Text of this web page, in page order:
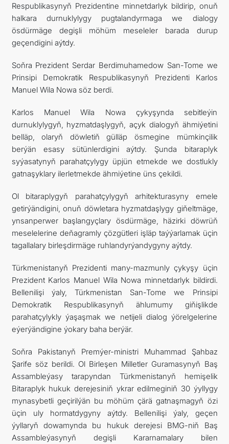
Respublikasynyň Prezidentine minnetdarlyk bildirip, onuň
halkara durnuklylygy pugtalandyrmaga we dialogy
ösdürmäge degişli möhüm meseleler barada durup
geçendigini aýtdy.
Soňra Prezident Serdar Berdimuhamedow San-Tome we
Prinsipi Demokratik Respublikasynyň Prezidenti Karlos
Manuel Wila Nowa söz berdi.
Karlos Manuel Wila Nowa çykyşynda sebitleýin
durnuklylygyň, hyzmatdaşlygyň, açyk dialogyň ähmiýetini
belläp, olaryň döwletiň gülläp ösmegine mümkinçilik
berýän esasy sütünlerdigini aýtdy. Şunda bitaraplyk
syýasatynyň parahatçylygy üpjün etmekde we dostlukly
gatnaşyklary ilerletmekde ähmiýetine üns çekildi.
Ol bitaraplygyň parahatçylygyň arhitekturasyny emele
getirýändigini, onuň döwletara hyzmatdaşlygy giňeltmäge,
ynsanperwer başlangyçlary ösdürmäge, häzirki döwrüň
meselelerine deňagramly çözgütleri işläp taýýarlamak üçin
tagallalary birleşdirmäge ruhlandyrýandygyny aýtdy.
Türkmenistanyň Prezidenti many-mazmunly çykyşy üçin
Prezident Karlos Manuel Wila Nowa minnetdarlyk bildirdi.
Bellenilişi ýaly, Türkmenistan San-Tome we Prinsipi
Demokratik Respublikasynyň ählumumy giňişlikde
parahatçylykly ýaşaşmak we netijeli dialog ýörelgelerine
eýerýändigine ýokary baha berýär.
Soňra Pakistanyň Premýer-ministri Muhammad Şahbaz
Şarife söz berildi. Ol Birleşen Milletler Guramasynyň Baş
Assambleýasy tarapyndan Türkmenistanyň hemişelik
Bitaraplyk hukuk derejesiniň ykrar edilmeginiň 30 ýyllygy
mynasybetli geçirilýän bu möhüm çärä gatnaşmagyň özi
üçin uly hormatdygyny aýtdy. Bellenilişi ýaly, geçen
ýyllaryň dowamynda bu hukuk derejesi BMG-niň Baş
Assambleýasynyň degişli Kararnamalary bilen